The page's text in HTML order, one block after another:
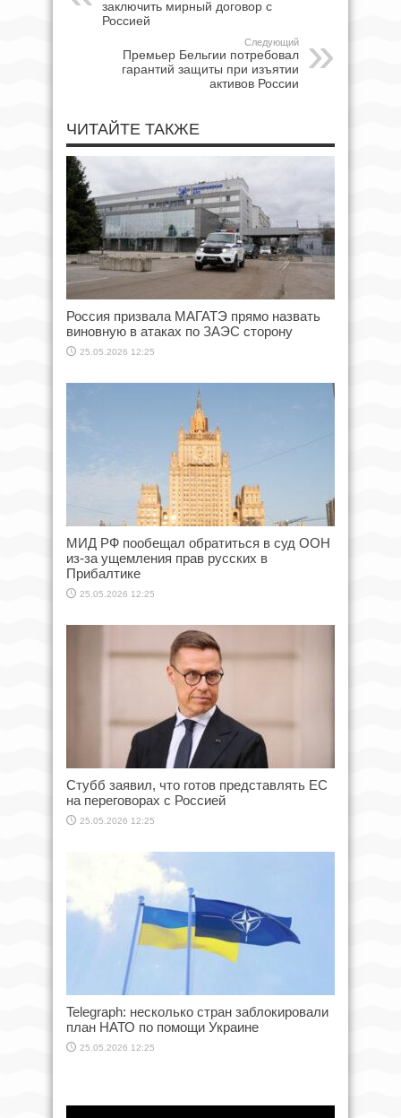
заключить мирный договор с
Россией
Следующий
Премьер Бельгии потребовал
гарантий защиты при изъятии
активов России
ЧИТАЙТЕ ТАКЖЕ
Россия призвала МАГАТЭ прямо назвать
виновную в атаках по ЗАЭС сторону
25.05.2026 12:25
МИД РФ пообещал обратиться в суд ООН
из-за ущемления прав русских в
Прибалтике
25.05.2026 12:25
Стубб заявил, что готов представлять ЕС
на переговорах с Россией
25.05.2026 12:25
Telegraph: несколько стран заблокировали
план НАТО по помощи Украине
25.05.2026 12:25